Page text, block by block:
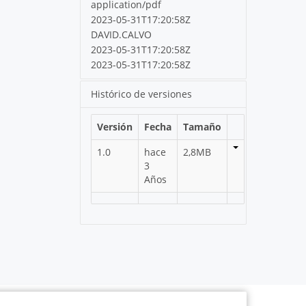
application/pdf
2023-05-31T17:20:58Z
DAVID.CALVO
2023-05-31T17:20:58Z
2023-05-31T17:20:58Z
Histórico de versiones
Versión Fecha
Tamaño
1.0
hace
3
Años
2,8MB